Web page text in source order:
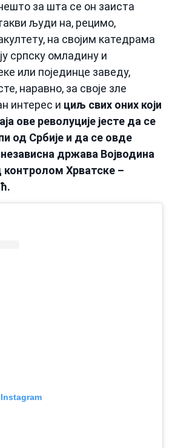
за шта се он заиста
људи на, рецимо,
на својим катедрама
српску омладину и
или појединце заведу,
наравно, за своје зле
интерес и циљ свих оних који
ове револуције јесте да се
од Србије и да се овде
држава Војводина
контролом Хрватске –